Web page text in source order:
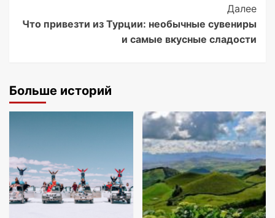
Далее
Что привезти из Турции: необычные сувениры
и самые вкусные сладости
Больше историй